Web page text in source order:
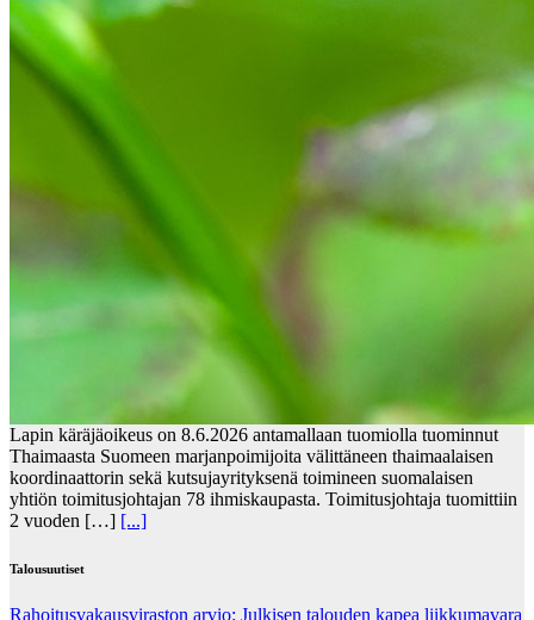
Lapin käräjäoikeus on 8.6.2026 antamallaan tuomiolla tuominnut
Thaimaasta Suomeen marjanpoimijoita välittäneen thaimaalaisen
koordinaattorin sekä kutsujayrityksenä toimineen suomalaisen
yhtiön toimitusjohtajan 78 ihmiskaupasta. Toimitusjohtaja tuomittiin
2 vuoden […] [...]
Talousuutiset
Rahoitusvakausviraston arvio: Julkisen talouden kapea liikkumavara